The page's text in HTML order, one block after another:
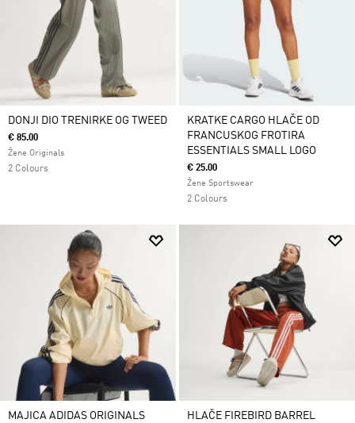
DONJI DIO TRENIRKE OG TWEED
€ 85.00
Žene Originals
2 Colours
KRATKE CARGO HLAČE OD
FRANCUSKOG FROTIRA
ESSENTIALS SMALL LOGO
€ 25.00
Žene Sportswear
2 Colours
MAJICA ADIDAS ORIGINALS
HLAČE FIREBIRD BARREL